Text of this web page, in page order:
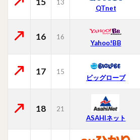
13
QTnet
16 16
Yahoo!BB
17 15
ビッグローブ
18
21
ASAHIネット